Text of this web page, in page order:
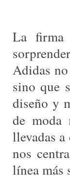
La firma
Adidas
sino que
diseño y
de
llevadas
nos
línea más